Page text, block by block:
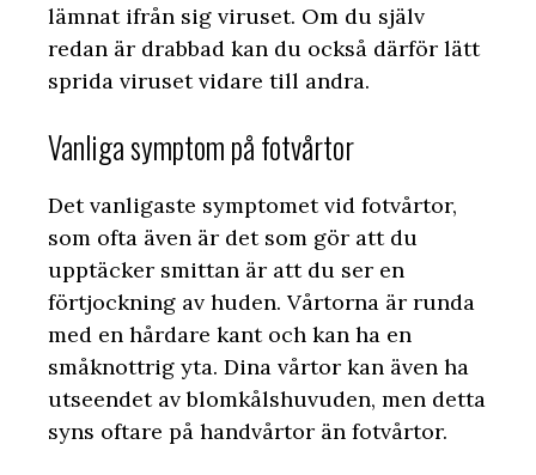
lämnat ifrån sig viruset. Om du själv
redan är drabbad kan du också därför lätt
sprida viruset vidare till andra.
Vanliga symptom på fotvårtor
Det vanligaste symptomet vid fotvårtor,
som ofta även är det som gör att du
upptäcker smittan är att du ser en
förtjockning av huden. Vårtorna är runda
med en hårdare kant och kan ha en
småknottrig yta. Dina vårtor kan även ha
utseendet av blomkålshuvuden, men detta
syns oftare på handvårtor än fotvårtor.